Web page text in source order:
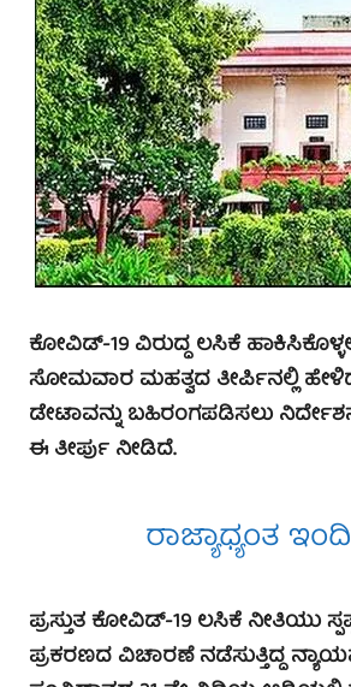
ಕೋವಿಡ್-19 ವಿರುದ್ಧ ಲಸಿಕೆ
ಸೋಮವಾರ ಮಹತ್ವದ ತೀರ್ಪಿನಲ್ಲಿ
ಡೇಟಾವನ್ನು ಬಹಿರಂಗಪಡಿಸಲು
ಈ ತೀರ್ಪು ನೀಡಿದೆ.
ರಾಜ್ಯಾಧ್ಯಂತ
ಪ್ರಸ್ತುತ ಕೋವಿಡ್-19 ಲಸಿಕೆ ನೀತಿಯು
ಪ್ರಕರಣದ ವಿಚಾರಣೆ ನಡೆಸುತ್ತಿದ್ದ